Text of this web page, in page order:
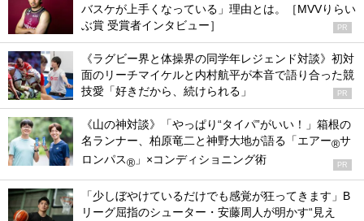
バスケが上手くなっている」理由とは。［MVVりらい
ぶ賞 受賞者インタビュー］
PR
《ラグビー界と体操界の同学年レジェンド対談》初対
面のリーチマイケルと内村航平が本音で語り合った競
技愛「好きだから、続けられる」
PR
《山の神対談》「やっぱり“タイパ”がいい！」箱根の
名ランナー、柏原竜二と神野大地が語る「エアー®サ
ロンパス® 」×コンディショニング術 PR
「少しぼやけているだけでも感覚が狂ってきます」B
リーグ屈指のシューター・安藤周人が明かす“見え